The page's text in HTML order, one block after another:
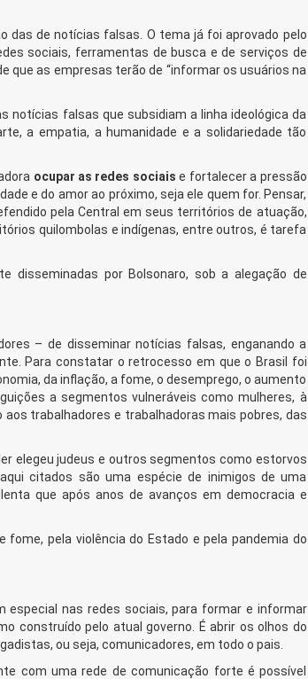
das de notícias falsas. O tema já foi aprovado pelo
sociais, ferramentas de busca e de serviços de
que as empresas terão de “informar os usuários na
notícias falsas que subsidiam a linha ideológica da
a empatia, a humanidade e a solidariedade tão
ocupar as redes sociais e fortalecer a pressão
e do amor ao próximo, seja ele quem for. Pensar,
pela Central em seus territórios de atuação,
quilombolas e indígenas, entre outros, é tarefa
disseminadas por Bolsonaro, sob a alegação de
– de disseminar notícias falsas, enganando a
Para constatar o retrocesso em que o Brasil foi
da inflação, a fome, o desemprego, o aumento
a segmentos vulneráveis como mulheres, à
aos trabalhadores e trabalhadoras mais pobres, das
elegeu judeus e outros segmentos como estorvos
citados são uma espécie de inimigos de uma
que após anos de avanços em democracia e
pela violência do Estado e pela pandemia do
especial nas redes sociais, para formar e informar
construído pelo atual governo. É abrir os olhos do
ou seja, comunicadores, em todo o pais.
com uma rede de comunicação forte é possível